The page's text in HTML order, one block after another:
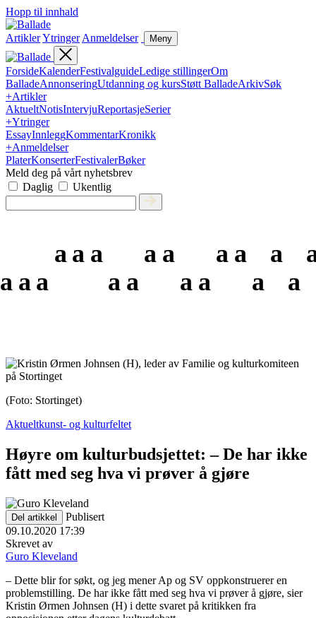
Hopp til innhald
ArtiklerYtringer Anmeldelser Meny
ForsideKalenderFestivalguideLedige stillingerOm
BalladeAnnonseringUtdanning og kursStøtt BalladeArkivSøk
+Artikler
AktueltNotisIntervjuReportasjeSerier
+Ytringer
EssayInnleggKommentarKronikk
+Anmeldelser
PlaterKonserterFestivalerBøker
Meld deg på vårt nyhetsbrev
Daglig
Ukentlig
a a
a a
a
a
a
a
a
a
(Foto: Stortinget)
Aktueltkunst- og kulturfeltet
Høyre om kulturbudsjettet: – De har ikke
fått med seg hva vi prøver å gjøre
Del artikkel
Publisert
09.10.2020 17:39
Skrevet av
Guro Kleveland
– Dette blir for søkt, og jeg mener Ap og SV oppkonstruerer en
problemstilling. De har ikke fått med seg hva vi prøver å gjøre, sier
Kristin Ørmen Johnsen (H) i dette svaret på kritikken fra